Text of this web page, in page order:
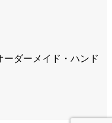
ダーメイド・ハンド